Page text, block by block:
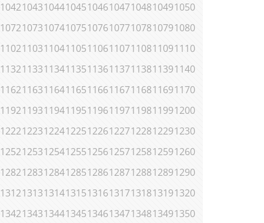
104210431044104510461047104810491050
107210731074107510761077107810791080
110211031104110511061107110811091110
113211331134113511361137113811391140
116211631164116511661167116811691170
119211931194119511961197119811991200
122212231224122512261227122812291230
125212531254125512561257125812591260
128212831284128512861287128812891290
131213131314131513161317131813191320
134213431344134513461347134813491350